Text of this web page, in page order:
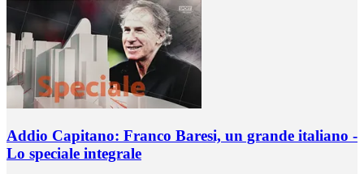
Addio Capitano: Franco Baresi, un grande italiano -
Lo speciale integrale